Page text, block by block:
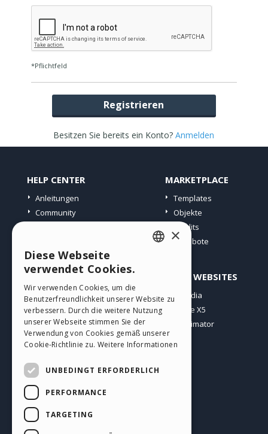
*Pflichtfeld
Registrieren
Besitzen Sie bereits ein Konto?Anmelden
HELP CENTER
Anleitungen
Community
MARKETPLACE
Templates
Objekte
Credits
Angebote
PROFIL
Meine Beiträge
Meine Lizenz
Download
Webhosting
ANDERE WEBSITES
Incomedia
WebSite X5
WebAnimator
GERMAN
SPANISH
PORTUGUESE
×
Diese Webseite
verwendet Cookies.
Wir verwenden Cookies, um die
Benutzerfreundlichkeit unserer Website zu
verbessern. Durch die weitere Nutzung
unserer Webseite stimmen Sie der
Verwendung von Cookies gemäß unserer
Cookie-Richtlinie zu. Weitere Informationen
UNBEDINGT ERFORDERLICH
PERFORMANCE
TARGETING